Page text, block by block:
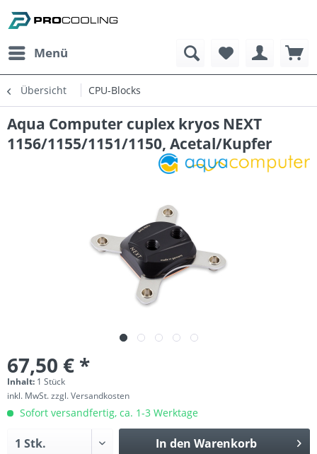
Menü
Übersicht CPU-Blocks
Aqua Computer cuplex kryos NEXT
1156/1155/1151/1150, Acetal/Kupfer
67,50 € *
Inhalt: 1 Stück
inkl. MwSt.zzgl. Versandkosten
Sofort versandfertig, ca. 1-3 Werktage
In den Warenkorb